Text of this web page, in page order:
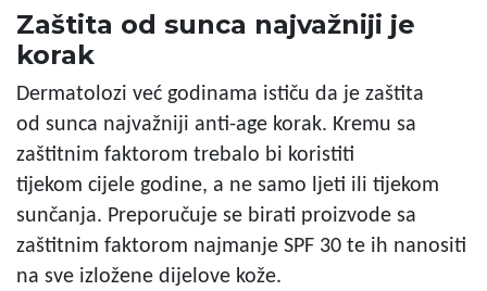
Zaštita od sunca najvažniji je
korak
Dermatolozi već godinama ističu da je zaštita
od sunca najvažniji anti-age korak. Kremu sa
zaštitnim faktorom trebalo bi koristiti
tijekom cijele godine, a ne samo ljeti ili tijekom
sunčanja. Preporučuje se birati proizvode sa
zaštitnim faktorom najmanje SPF 30 te ih nanositi
na sve izložene dijelove kože.